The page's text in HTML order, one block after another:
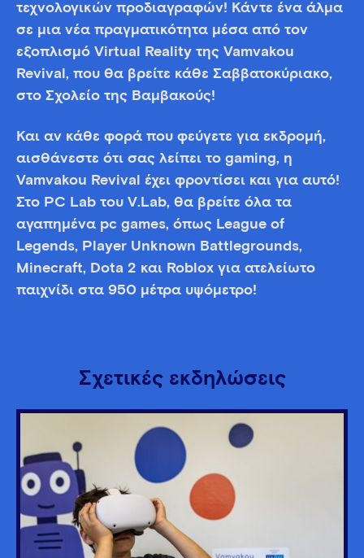
τεχνολογικών προδιαγραφών! Κάντε ένα άλμα
σε μια νέα πραγματικότητα μέσα από τον
εξοπλισμό Virtual Reality της Vamvakou
Revival, που θα βρείτε κάθε Σαββατοκύριακο,
στο Σχολείο της Βαμβακούς!
Και αν κάθε φορά που φεύγετε για εκδρομή,
αισθάνεστε ότι σας λείπει το gaming, η
Vamvakou Revival έχει φροντίσει και για αυτό!
Στο PC Lab του V.Lab, θα βρείτε όλα τα
αγαπημένα pc games, όπως League of
Legends, Player Unknown Battlegrounds,
Minecraft, Dota 2 και Roblox για ατελείωτο
παιχνίδι στα 950 μέτρα υψόμετρο!
Σχετικές εκδηλώσεις